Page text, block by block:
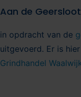
Aan de
in opdracht van de
uitgevoerd. Er is
Grindhandel